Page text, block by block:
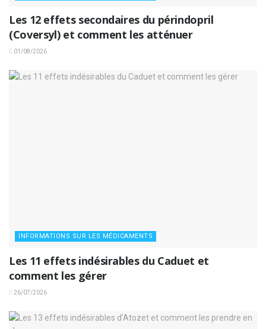
Les 12 effets secondaires du périndopril
(Coversyl) et comment les atténuer
01/08/2026
INFORMATIONS SUR LES MÉDICAMENTS
Les 11 effets indésirables du Caduet et
comment les gérer
26/07/2026